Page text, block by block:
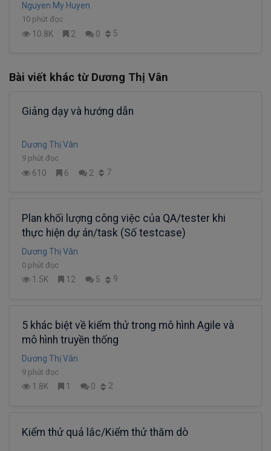
Nguyen My Huyen
10 phút đọc
10.8K 2 0 5
Bài viết khác từ Dương Thị Vân
Giảng dạy và hướng dẫn
Dương Thị Vân
9 phút đọc
610 6 2 7
Plan khối lượng công việc của QA/tester khi
thực hiện dự án/task (Số testcase)
Dương Thị Vân
0 phút đọc
1.5K 12 5 9
5 khác biệt về kiểm thử trong mô hình Agile và
mô hình truyền thống
Dương Thị Vân
9 phút đọc
1.8K 1 0 2
Kiểm thử quả lắc/Kiểm thử thăm dò